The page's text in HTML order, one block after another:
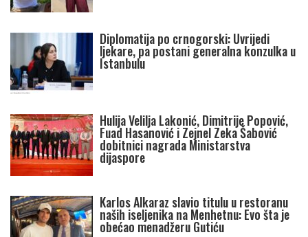
Diplomatija po crnogorski: Uvrijedi
ljekare, pa postani generalna konzulka u
Istanbulu
Hulija Velilja Lakonić, Dimitrije Popović,
Fuad Hasanović i Zejnel Zeka Šabović
dobitnici nagrada Ministarstva
dijaspore
Karlos Alkaraz slavio titulu u restoranu
naših iseljenika na Menhetnu: Evo šta je
obećao menadžeru Gutiću